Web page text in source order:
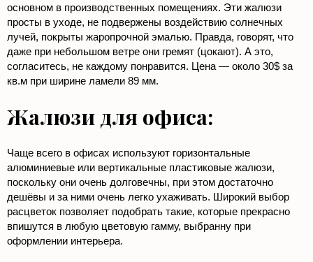
основном в производственных помещениях. Эти жалюзи
просты в уходе, не подвержены воздействию солнечных
лучей, покрыты жаропрочной эмалью. Правда, говорят, что
даже при небольшом ветре они гремят (цокают). А это,
согласитесь, не каждому понравится. Цена — около 30$ за
кв.м при ширине ламели 89 мм.
Жалюзи для офиса:
Чаще всего в офисах используют горизонтальные
алюминиевые или вертикальные пластиковые жалюзи,
поскольку они очень долговечны, при этом достаточно
дешёвы и за ними очень легко ухаживать. Широкий выбор
расцветок позволяет подобрать такие, которые прекрасно
впишутся в любую цветовую гамму, выбранну при
оформлении интерьера.